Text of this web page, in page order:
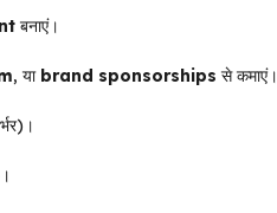
बनाएं।
, या brand sponsorships से कमाएं।